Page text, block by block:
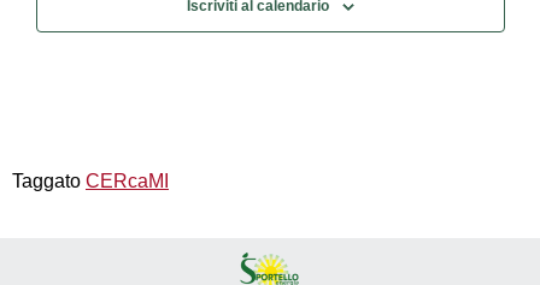
Iscriviti al calendario
Taggato CERcaMI